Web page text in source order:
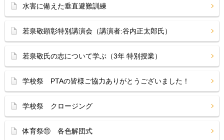
水害に備えた垂直避難訓練
若泉敬顕彰特別講演会（講演者:谷内正太郎氏）
若泉敬氏の志について学ぶ（3年 特別授業）
学校祭 PTAの皆様ご協力ありがとうございました！
学校祭 クロージング
体育祭⑪ 各色解団式